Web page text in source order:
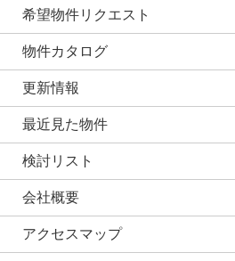
希望物件リクエスト
物件カタログ
更新情報
最近見た物件
検討リスト
会社概要
アクセスマップ